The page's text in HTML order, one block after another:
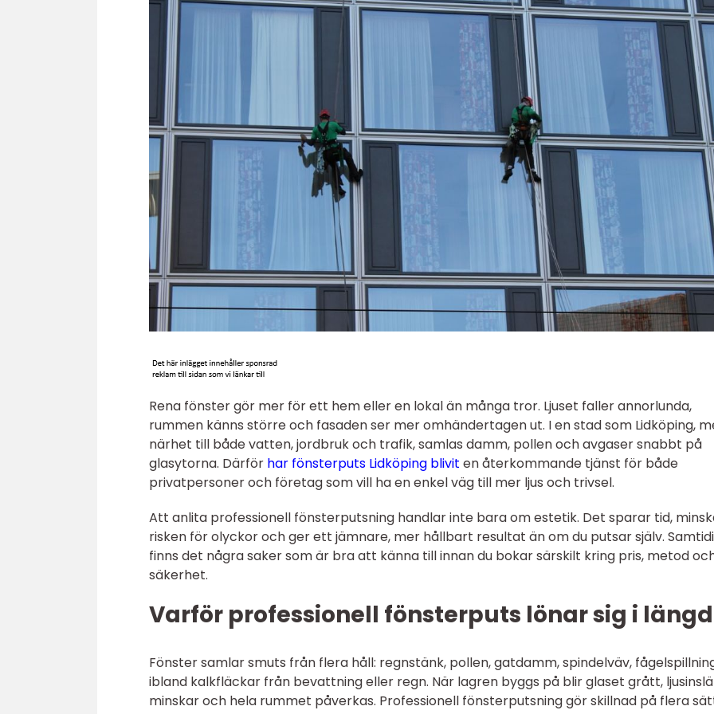
Rena fönster gör mer för ett hem eller en lokal än många tror. Ljuset faller annorlunda,
rummen känns större och fasaden ser mer omhändertagen ut. I en stad som Lidköping,
närhet till både vatten, jordbruk och trafik, samlas damm, pollen och avgaser snabbt på
glasytorna. Därför har fönsterputs Lidköping blivit en återkommande tjänst för både
privatpersoner och företag som vill ha en enkel väg till mer ljus och trivsel.
Att anlita professionell fönsterputsning handlar inte bara om estetik. Det sparar tid,
risken för olyckor och ger ett jämnare, mer hållbart resultat än om du putsar själv.
finns det några saker som är bra att känna till innan du bokar särskilt kring pris, metod
säkerhet.
Varför professionell fönsterputs lönar sig i
Fönster samlar smuts från flera håll: regnstänk, pollen, gatdamm, spindelväv,
ibland kalkfläckar från bevattning eller regn. När lagren byggs på blir glaset grått,
minskar och hela rummet påverkas. Professionell fönsterputsning gör skillnad på flera